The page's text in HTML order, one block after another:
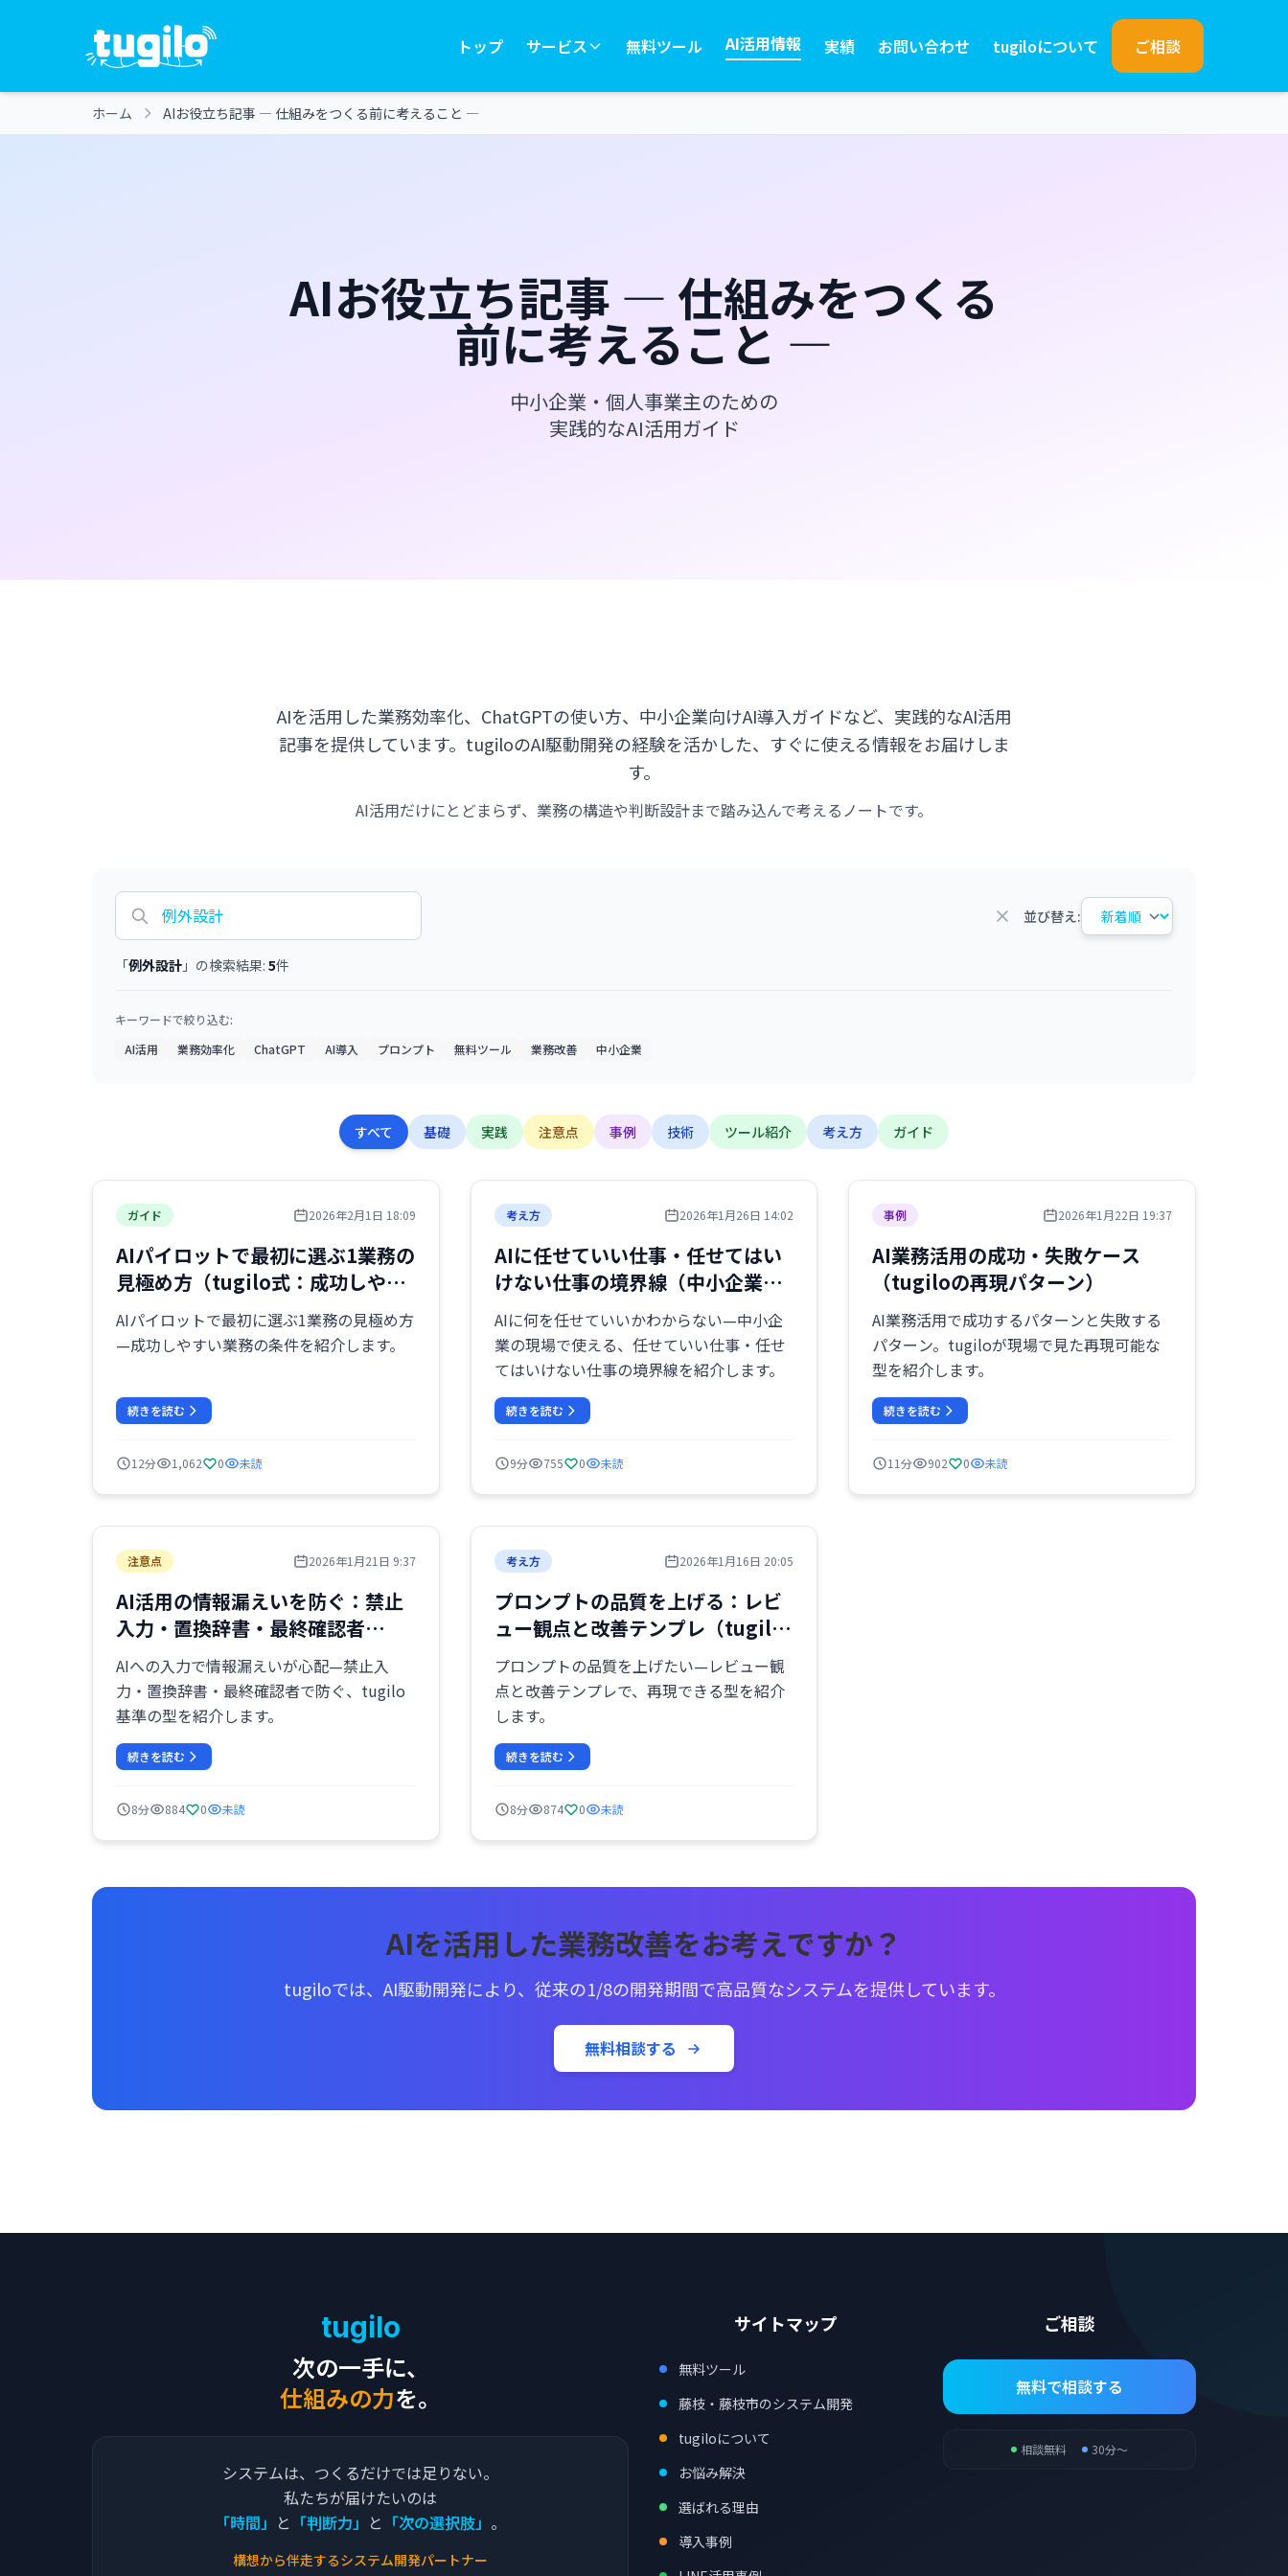
トップ サービス 無料ツール AI活用情報 実績 お問い合わせ tugiloについて ご相談
ホーム AIお役立ち記事 ― 仕組みをつくる前に考えること ―
AIお役立ち記事 ― 仕組みをつくる
前に考えること ―
中小企業・個人事業主のための
実践的なAI活用ガイド
AIを活用した業務効率化、ChatGPTの使い方、中小企業向けAI導入ガイドなど、実践的なAI活用
記事を提供しています。tugiloのAI駆動開発の経験を活かした、すぐに使える情報をお届けしま
す。
AI活用だけにとどまらず、業務の構造や判断設計まで踏み込んで考えるノートです。
並び替え:
「例外設計 」の検索結果: 5件
キーワードで絞り込む:
AI活用
業務効率化 ChatGPT AI導入 プロンプト 無料ツール 業務改善 中小企業
すべて 基礎 実践 注意点 事例 技術 ツール紹介 考え方 ガイド
ガイド 2026年2月1日 18:09
AIパイロットで最初に選ぶ1業務の
見極め方（tugilo式：成功しやす
い業務の条件）
AIパイロットで最初に選ぶ1業務の見極め方
—成功しやすい業務の条件を紹介します。
続きを読む
12分 1,062 0 未読
考え方 2026年1月26日 14:02
AIに任せていい仕事・任せてはい
けない仕事の境界線（中小企業の
現場基準）
AIに何を任せていいかわからない—中小企
業の現場で使える、任せていい仕事・任せ
てはいけない仕事の境界線を紹介します。
続きを読む
9分 755 0 未読
事例 2026年1月22日 19:37
AI業務活用の成功・失敗ケース
（tugiloの再現パターン）
AI業務活用で成功するパターンと失敗する
パターン。tugiloが現場で見た再現可能な
型を紹介します。
続きを読む
11分 902 0 未読
注意点 2026年1月21日 9:37
AI活用の情報漏えいを防ぐ：禁止
入力・置換辞書・最終確認者
（tugilo基準）
AIへの入力で情報漏えいが心配—禁止入
力・置換辞書・最終確認者で防ぐ、tugilo
基準の型を紹介します。
続きを読む
8分 884 0 未読
考え方 2026年1月16日 20:05
プロンプトの品質を上げる：レビ
ュー観点と改善テンプレ（tugilo
の型）
プロンプトの品質を上げたい—レビュー観
点と改善テンプレで、再現できる型を紹介
します。
続きを読む
8分 874 0 未読
AIを活用した業務改善をお考えですか？
tugiloでは、AI駆動開発により、従来の1/8の開発期間で高品質なシステムを提供しています。
無料相談する
tugilo
次の一手に、
仕組みの力を。
システムは、つくるだけでは足りない。
私たちが届けたいのは
「時間」 と 「判断力」 と 「次の選択肢」 。
構想から伴走するシステム開発パートナー
サイトマップ
無料ツール
藤枝・藤枝市のシステム開発
tugiloについて
お悩み解決
選ばれる理由
導入事例
ご相談
無料で相談する
相談無料 30分〜